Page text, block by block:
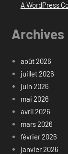
A WordPress
Archives
août 2026
juillet 2026
juin 2026
mai 2026
avril 2026
mars 2026
février 2026
janvier 2026